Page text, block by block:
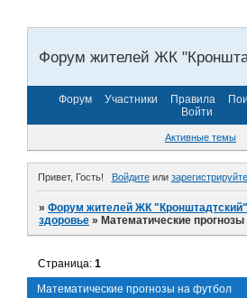
Форум жителей ЖК
Форум Участники Правила
Войти
Активные темы
Привет, Гость! Войдитеили
»Форум жителей ЖК "Кронштадтский"
здоровье »Математические
Математические прогнозы на футбол
Страница:1